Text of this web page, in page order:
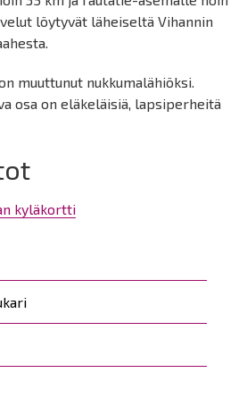
löytyvät läheiseltä Vihannin
muuttunut nukkumalähiöksi.
osa on eläkeläisiä, lapsiperheitä
kyläkortti